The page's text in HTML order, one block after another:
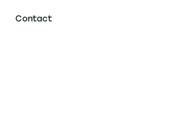
Contact